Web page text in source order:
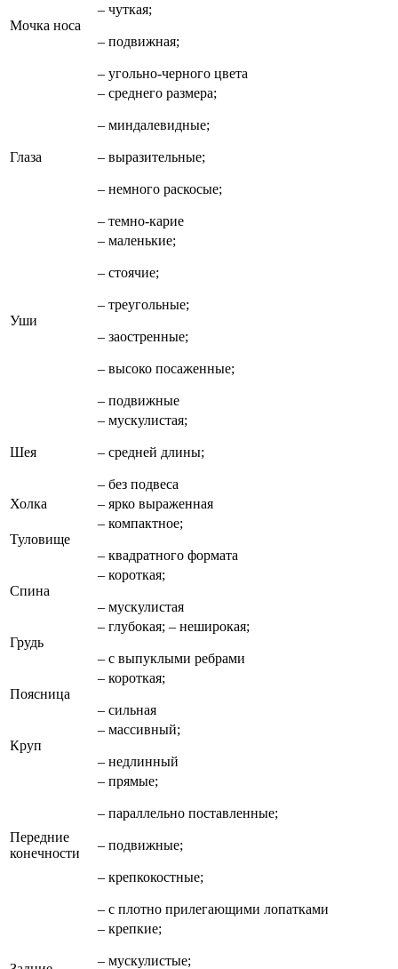
Мочка носа
– чуткая;
– подвижная;
– угольно-черного цвета
Глаза
– среднего размера;
– миндалевидные;
– выразительные;
– немного раскосые;
– темно-карие
Уши
– маленькие;
– стоячие;
– треугольные;
– заостренные;
– высоко посаженные;
– подвижные
Шея
– мускулистая;
– средней длины;
– без подвеса
Холка
– ярко выраженная
Туловище
– компактное;
– квадратного формата
Спина
– короткая;
– мускулистая
Грудь
– глубокая; – неширокая;
– с выпуклыми ребрами
Поясница
– короткая;
– сильная
Круп
– массивный;
– недлинный
Передние
конечности
– прямые;
– параллельно поставленные;
– подвижные;
– крепкокостные;
– с плотно прилегающими лопатками
– крепкие;
– мускулистые;